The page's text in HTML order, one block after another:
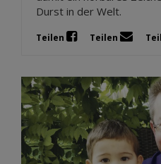
Durst in der Welt.
Teilen Teilen